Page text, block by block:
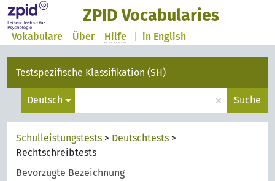
ZPID Vocabularies
in English
Vokabulare Über Hilfe
Testspezifische Klassifikation (SH)
Deutsch × Suche
Schulleistungstests > Deutschtests >
Rechtschreibtests
Bevorzugte Bezeichnung